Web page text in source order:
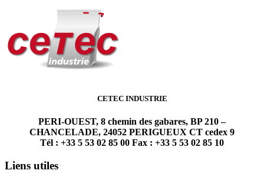
CETEC INDUSTRIE
PERI-OUEST, 8 chemin des gabares, BP 210 –
CHANCELADE, 24052 PERIGUEUX CT cedex 9
Tél : +33 5 53 02 85 00 Fax : +33 5 53 02 85 10
Liens utiles